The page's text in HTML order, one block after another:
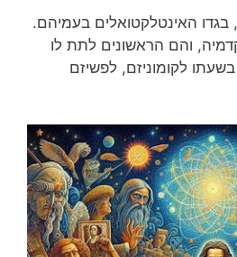
האינטלקטואלים בעמיהם.
והם הראשונים לתת לו
לקומוניזם, לפשיזם